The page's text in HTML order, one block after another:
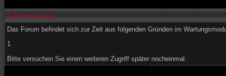
Fehlermeldung
Das Forum befindet sich zur Zeit aus folgenden Gründen im
1
Bitte versuchen Sie einen weiteren Zugriff später nocheinmal.